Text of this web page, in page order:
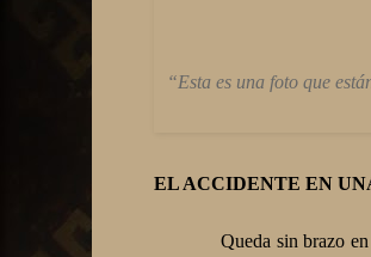
“Esta es una foto que
EL ACCIDENTE EN
Queda sin brazo